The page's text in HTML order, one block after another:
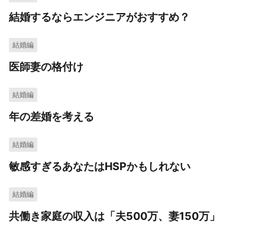
結婚するならエンジニアがおすすめ？
結婚編
医師妻の格付け
結婚編
年の差婚を考える
結婚編
敏感すぎるあなたはHSPかもしれない
結婚編
共働き家庭の収入は「夫500万、妻150万」